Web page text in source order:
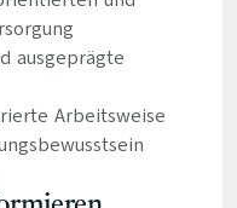
ausgeprägte
Arbeitsweise